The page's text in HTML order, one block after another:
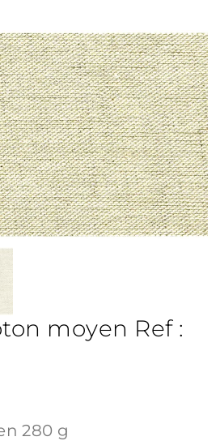
moyen Ref :
280 g